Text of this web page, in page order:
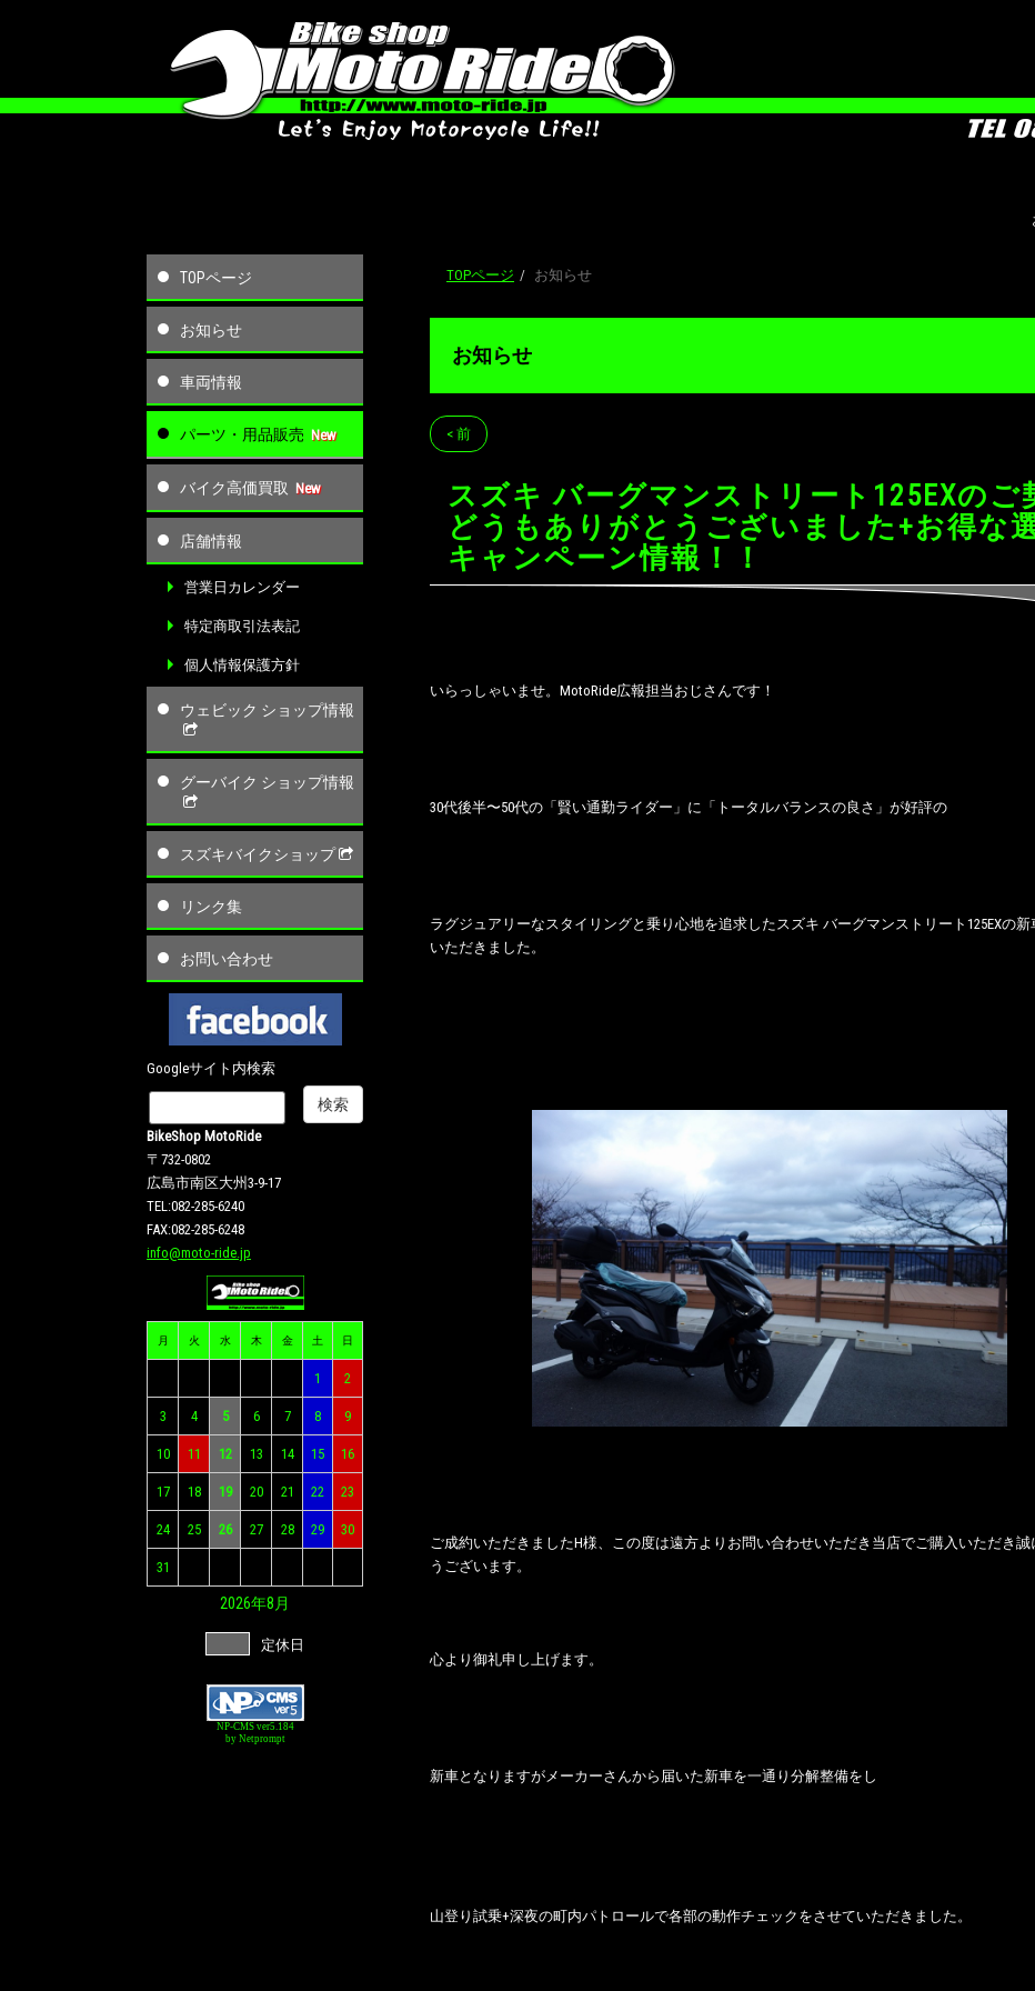
お知ら
TOPページ
お知らせ
車両情報
パーツ・用品販売
バイク高価買取
店舗情報
営業日カレンダー
特定商取引法表記
個人情報保護方針
ウェビック ショップ情報
グーバイク ショップ情報
スズキバイクショップ
リンク集
お問い合わせ
Googleサイト内検索
BikeShop MotoRide
〒732-0802
広島市南区大州3-9-17
TEL:082-285-6240
FAX:082-285-6248
info@moto-ride.jp
月 火 水 木 金 土 日
1 2
3 4 5 6 7 8 9
10 11 12 13 14 15 16
17 18 19 20 21 22 23
24 25 26 27 28 29 30
31
2026年8月
定休日
NP-CMS ver5.184
by Netprompt
TOPページ お知らせ
お知らせ
< 前
スズキ バーグマンストリート125EXのご
どうもありがとうございました+お得な
キャンペーン情報！！
いらっしゃいませ。MotoRide広報担当おじさんです！
30代後半〜50代の「賢い通勤ライダー」に「トータルバランスの良さ」が好評の
ラグジュアリーなスタイリングと乗り心地を追求したスズキ バーグマンストリート125EXの新
いただきました。
ご成約いただきましたH様、この度は遠方よりお問い合わせいただき当店でご購入いただき誠
うございます。
心より御礼申し上げます。
新車となりますがメーカーさんから届いた新車を一通り分解整備をし
山登り試乗+深夜の町内パトロールで各部の動作チェックをさせていただきました。